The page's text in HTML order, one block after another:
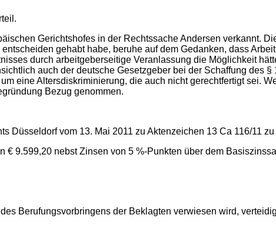
Gerichtshofes in der Rechtssache Andersen verkannt.
gehabt habe, beruhe auf dem Gedanken, dass
durch arbeitgeberseitige Veranlassung die Möglichkeit
auch der deutsche Gesetzgeber bei der Schaffung des
eine Altersdiskriminierung, die auch nicht gerechtfertigt sei.
Bezug genommen.
Düsseldorf vom 13. Mai 2011 zu Aktenzeichen 13 Ca 116/11
9.599,20 nebst Zinsen von 5 %-Punkten über dem
Berufungsvorbringens der Beklagten verwiesen wird,